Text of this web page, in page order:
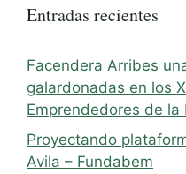
Entradas recientes
Facendera Arribes
galardonadas en los
Emprendedores de la
Proyectando
Avila – Fundabem